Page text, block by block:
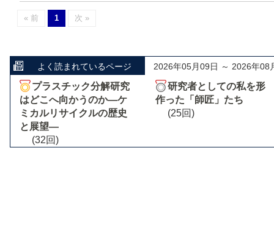
« 前 1 次 »
よく読まれているページ 2026年05月09日 ～ 2026年08
プラスチック分解研究
はどこへ向かうのか―ケ
ミカルリサイクルの歴史
と展望―
(32回)
研究者としての私を形
作った「師匠」たち
(25回)